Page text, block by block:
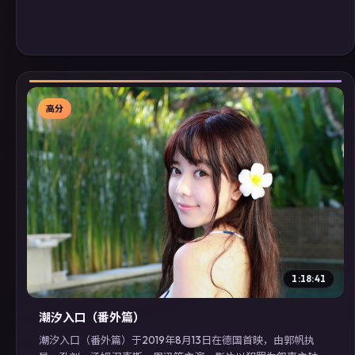
▶
高分
1:18:41
潮汐入口（番外篇）
潮汐入口（番外篇）于2019年8月13日在德国首映，由郭帆执